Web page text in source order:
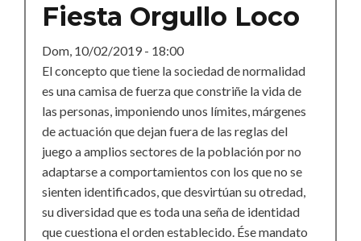
Fiesta Orgullo Loco
Dom, 10/02/2019 - 18:00
El concepto que tiene la sociedad de normalidad
es una camisa de fuerza que constriñe la vida de
las personas, imponiendo unos límites, márgenes
de actuación que dejan fuera de las reglas del
juego a amplios sectores de la población por no
adaptarse a comportamientos con los que no se
sienten identificados, que desvirtúan su otredad,
su diversidad que es toda una seña de identidad
que cuestiona el orden establecido. Ése mandato